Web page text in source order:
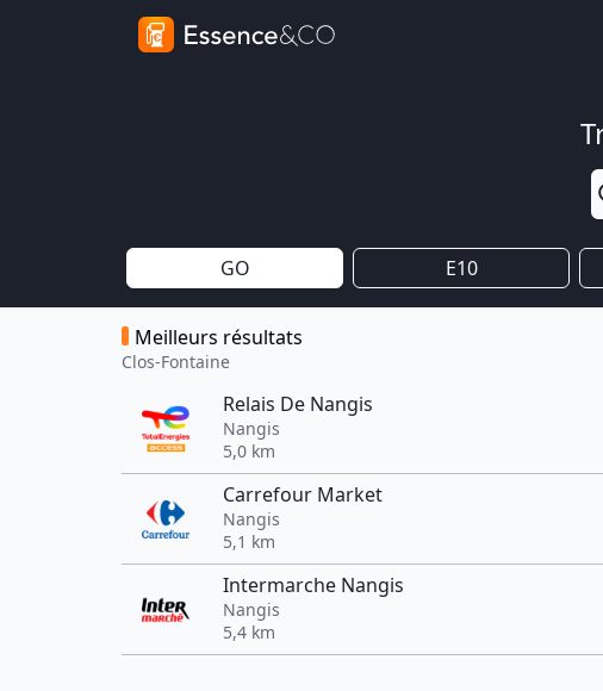
GO E10
Meilleurs résultats
Clos-Fontaine
Relais De Nangis
Nangis
5,0 km
Carrefour Market
Nangis
5,1 km
Intermarche Nangis
Nangis
5,4 km